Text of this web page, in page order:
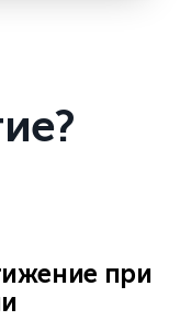
при